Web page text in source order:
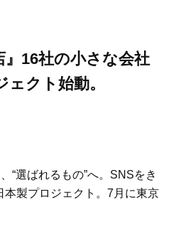
』16社の小さな会社
クト始動。
“選ばれるもの”へ。SNSをき
本製プロジェクト。7月に東京